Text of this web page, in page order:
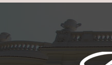
Skip to main content